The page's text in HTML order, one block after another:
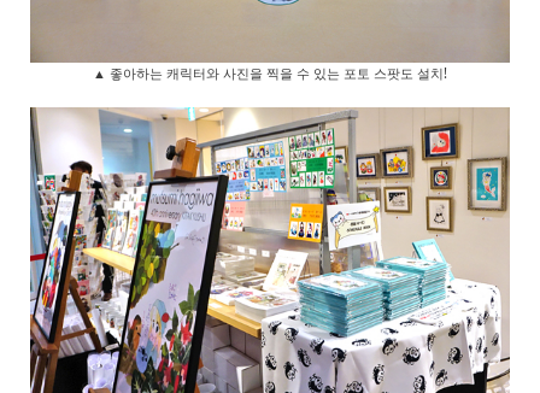
▲ 좋아하는 캐릭터와 사진을 찍을 수 있는 포토 스팟도 설치!